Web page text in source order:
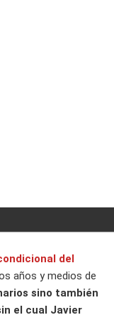
del
años y medios de
sino también
el cual Javier